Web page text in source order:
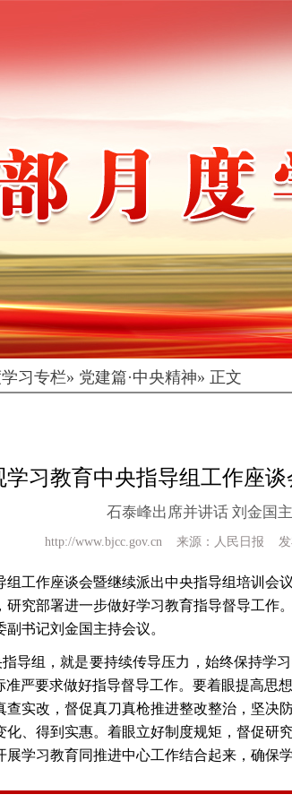
习专栏» 党建篇·中央精神» 正文
习教育中央指导组工作座
石泰峰出席并讲话 刘金国
http://www.bjcc.gov.cn 来源：人民日报 发
工作座谈会暨继续派出中央指导组培训会议
究部署进一步做好学习教育指导督导工
书记刘金国主持会议。
导组，就是要持续传导压力，始终保持学
严要求做好指导督导工作。要着眼提高
实改，督促真刀真枪推进整改整治，坚决
、得到实惠。着眼立好制度规矩，督促
学习教育同推进中心工作结合起来，确保